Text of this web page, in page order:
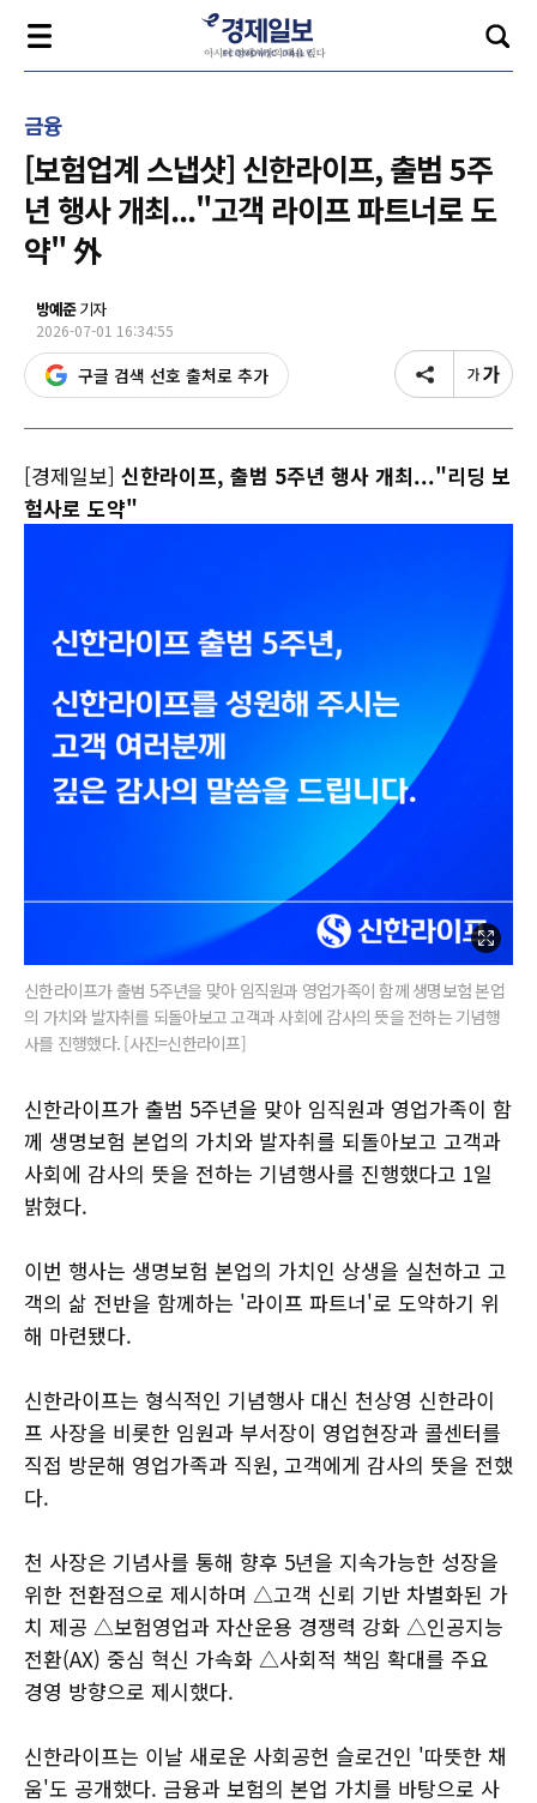
금융
[보험업계 스냅샷] 신한라이프, 출범 5주
년 행사 개최..."고객 라이프 파트너로 도
약" 外
방예준기자
2026-07-01 16:34:55
구글 검색 선호 출처로 추가
[경제일보] 신한라이프, 출범 5주년 행사 개최..."리딩 보
험사로 도약"
신한라이프가 출범 5주년을 맞아 임직원과 영업가족이 함께 생명보험 본업
의 가치와 발자취를 되돌아보고 고객과 사회에 감사의 뜻을 전하는 기념행
사를 진행했다. [사진=신한라이프]
신한라이프가 출범 5주년을 맞아 임직원과 영업가족이 함
께 생명보험 본업의 가치와 발자취를 되돌아보고 고객과
사회에 감사의 뜻을 전하는 기념행사를 진행했다고 1일
밝혔다.
이번 행사는 생명보험 본업의 가치인 상생을 실천하고 고
객의 삶 전반을 함께하는 '라이프 파트너'로 도약하기 위
해 마련됐다.
신한라이프는 형식적인 기념행사 대신 천상영 신한라이
프 사장을 비롯한 임원과 부서장이 영업현장과 콜센터를
직접 방문해 영업가족과 직원, 고객에게 감사의 뜻을 전했
다.
천 사장은 기념사를 통해 향후 5년을 지속가능한 성장을
위한 전환점으로 제시하며 △고객 신뢰 기반 차별화된 가
치 제공 △보험영업과 자산운용 경쟁력 강화 △인공지능
전환(AX) 중심 혁신 가속화 △사회적 책임 확대를 주요
경영 방향으로 제시했다.
신한라이프는 이날 새로운 사회공헌 슬로건인 '따뜻한 채
움'도 공개했다. 금융과 보험의 본업 가치를 바탕으로 사